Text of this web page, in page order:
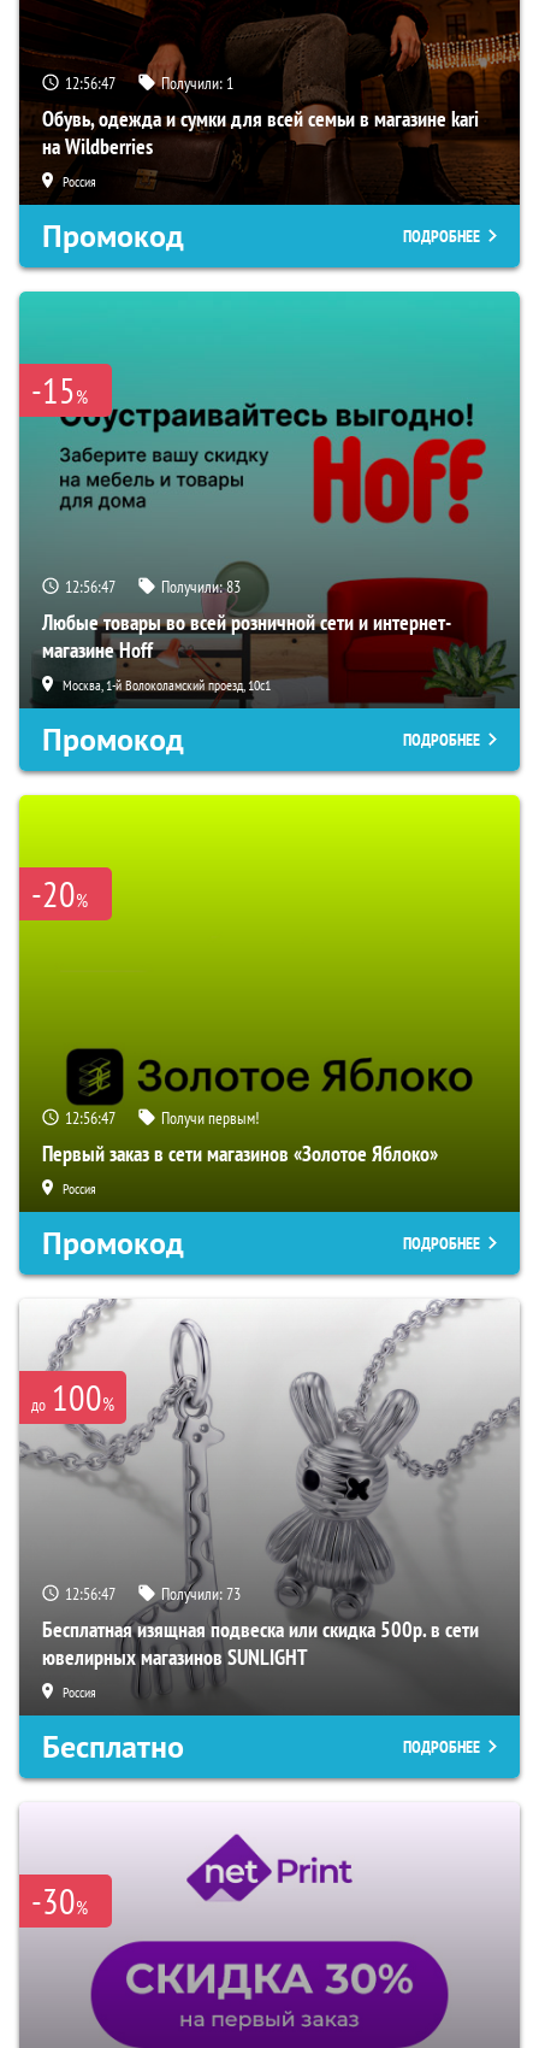
12:56:46 Получили: 1
Обувь, одежда и сумки для всей семьи в магазине kari
на Wildberries
Россия
Промокод ПОДРОБНЕЕ
-15%
12:56:46 Получили:83
Любые товары во всей розничной сети и интернет-
магазине Hoff
Москва, 1-й Волоколамский проезд, 10с1
Промокод ПОДРОБНЕЕ
-20%
12:56:46 Получи первым!
Первый заказ в сети магазинов «Золотое Яблоко»
Россия
Промокод ПОДРОБНЕЕ
до 100%
12:56:46 Получили:73
Бесплатная изящная подвеска или скидка 500р. в сети
ювелирных магазинов SUNLIGHT
Россия
Бесплатно ПОДРОБНЕЕ
-30%